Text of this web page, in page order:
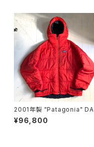
2001年製 "Patagonia"
PARKA
¥96,800